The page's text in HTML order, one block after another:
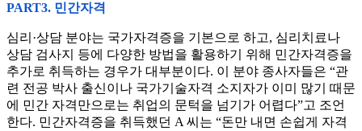
PART3. 민간자격
심리·상담 분야는 국가자격증을 기본으로 하고, 심리치료나
상담 검사지 등에 다양한 방법을 활용하기 위해 민간자격증을
추가로 취득하는 경우가 대부분이다. 이 분야 종사자들은 “관
련 전공 박사 출신이나 국가기술자격 소지자가 이미 많기 때문
에 민간 자격만으로는 취업의 문턱을 넘기가 어렵다”고 조언
한다. 민간자격증을 취득했던 A 씨는 “돈만 내면 손쉽게 자격